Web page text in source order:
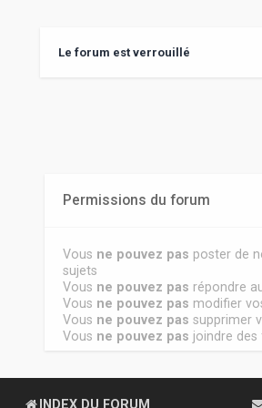
Le forum est verrouillé
Permissions du forum
Vous ne pouvez pas poster de
sujets
Vous ne pouvez pas répondre
Vous ne pouvez pas modifier
Vous ne pouvez pas supprimer
Vous ne pouvez pas joindre des
INDEX DU FORUM